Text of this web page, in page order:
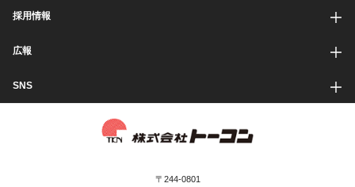
採用情報
広報
SNS
〒244-0801